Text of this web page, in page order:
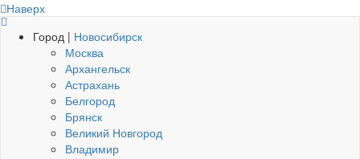
Наверх
Город | Новосибирск
Москва
Архангельск
Астрахань
Белгород
Брянск
Великий Новгород
Владимир